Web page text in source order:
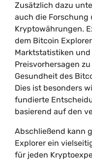
Zusätzlich dazu
auch die Forschung
Kryptowährungen.
dem Bitcoin
Marktstatistiken und
Preisvorhersagen
Gesundheit des
Dies ist besonders
fundierte
basierend auf den
Abschließend kann
Explorer ein
für jeden